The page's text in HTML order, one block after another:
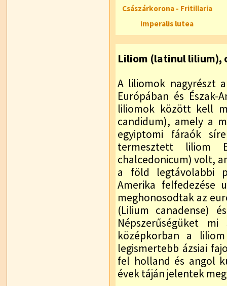
Császárkorona - Fritillaria
imperalis lutea
Liliom (latinul lilium),
A liliomok nagyrészt
Európában és
liliomok között kell
candidum), amely a
egyiptomi fáraók
termesztett liliom
chalcedonicum) volt,
a föld legtávolabbi
Amerika felfedezése
meghonosodtak az
(Lilium canadense)
Népszerűségüket
középkorban a
legismertebb ázsiai
fel holland és angol
évek táján jelentek